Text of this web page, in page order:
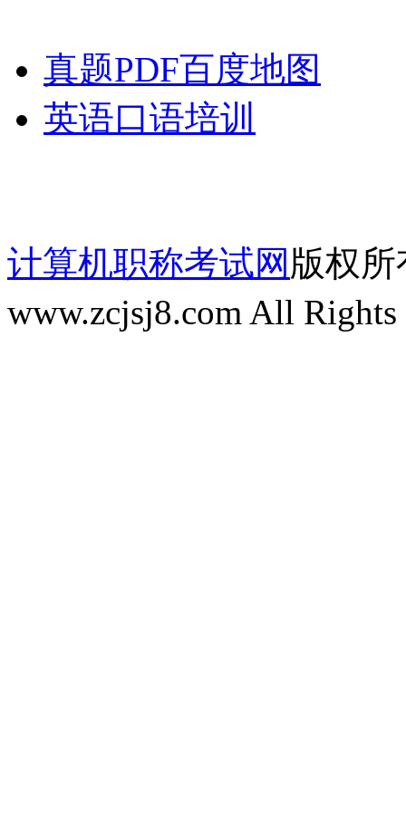
真题PDF百度地图
英语口语培训
计算机职称考试网 版权所
www.zcjsj8.com All Rights